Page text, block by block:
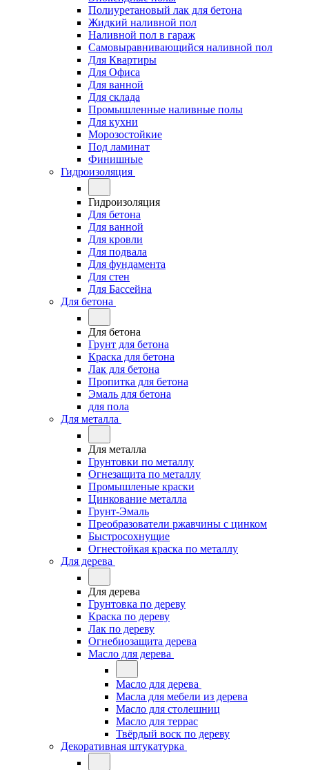
Полиуретановый лак для бетона
Жидкий наливной пол
Наливной пол в гараж
Самовыравнивающийся наливной пол
Для Квартиры
Для Офиса
Для ванной
Для склада
Промышленные наливные полы
Для кухни
Морозостойкие
Под ламинат
Финишные
Гидроизоляция
Гидроизоляция
Для бетона
Для ванной
Для кровли
Для подвала
Для фундамента
Для стен
Для Бассейна
Для бетона
Для бетона
Грунт для бетона
Краска для бетона
Лак для бетона
Пропитка для бетона
Эмаль для бетона
для пола
Для металла
Для металла
Грунтовки по металлу
Огнезащита по металлу
Промышленые краски
Цинкование металла
Грунт-Эмаль
Преобразователи ржавчины с цинком
Быстросохнущие
Огнестойкая краска по металлу
Для дерева
Для дерева
Грунтовка по дереву
Краска по дереву
Лак по дереву
Огнебиозащита дерева
Масло для дерева
Масло для дерева
Масла для мебели из дерева
Масло для столешниц
Масло для террас
Твёрдый воск по дереву
Декоративная штукатурка